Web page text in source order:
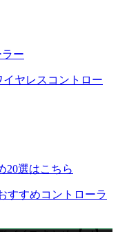
ラー
イヤレスコントロー
20選はこちら
すすめコントローラ